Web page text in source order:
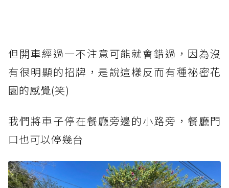
但開車經過一不注意可能就會錯過，因為沒
有很明顯的招牌，是說這樣反而有種祕密花
園的感覺(笑)
我們將車子停在餐廳旁邊的小路旁，餐廳門
口也可以停幾台